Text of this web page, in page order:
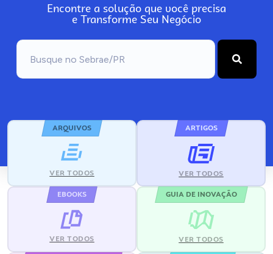
Encontre a solução que você precisa
e Transforme Seu Negócio
ARQUIVOS
VER TODOS
ARTIGOS
VER TODOS
EBOOKS
VER TODOS
GUIA DE INOVAÇÃO
VER TODOS